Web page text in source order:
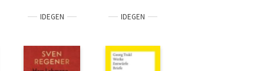
IDEGEN IDEGEN